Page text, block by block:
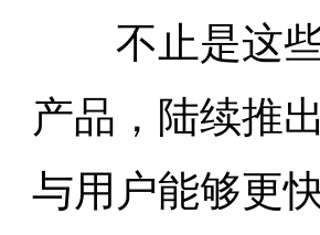
不止是这些
产品，陆续推
与用户能够更